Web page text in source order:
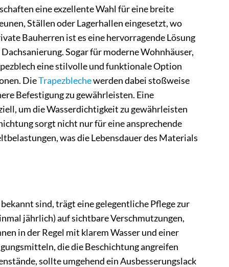
eine exzellente Wahl für eine breite
Ställen oder Lagerhallen eingesetzt, wo
Bauherren ist es eine hervorragende Lösung
Sogar für moderne Wohnhäuser,
eine stilvolle und funktionale Option
DieTrapezblechewerden dabei stoßweise
Befestigung zu gewährleisten. Eine
um die Wasserdichtigkeit zu gewährleisten
sorgt nicht nur für eine ansprechende
was die Lebensdauer des Materials
sind, trägt eine gelegentliche Pflege zur
jährlich) auf sichtbare Verschmutzungen,
in der Regel mit klarem Wasser und einer
die die Beschichtung angreifen
sollte umgehend ein Ausbesserungslack